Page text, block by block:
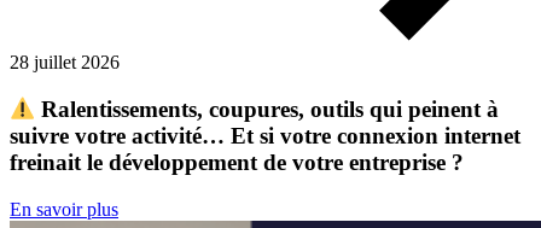
28 juillet 2026
Ralentissements, coupures, outils qui peinent à
suivre votre activité… Et si votre connexion internet
freinait le développement de votre entreprise ?
En savoir plus